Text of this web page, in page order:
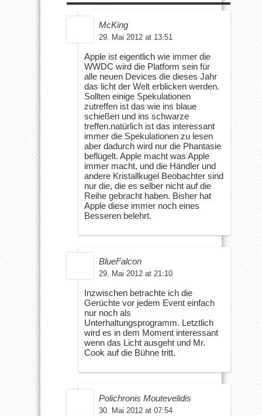
McKing
29. Mai 2012 at 13:51
Apple ist eigentlich wie immer die
WWDC wird die Platform sein für
alle neuen Devices die dieses Jahr
das licht der Welt erblicken werden.
Sollten einige Spekulationen
zutreffen ist das wie ins blaue
schießen und ins schwarze
treffen.natürlich ist das interessant
immer die Spekulationen zu lesen
aber dadurch wird nur die Phantasie
beflügelt. Apple macht was Apple
immer macht, und die Händler und
andere Kristallkugel Beobachter sind
nur die, die es selber nicht auf die
Reihe gebracht haben. Bisher hat
Apple diese immer noch eines
Besseren belehrt.
BlueFalcon
29. Mai 2012 at 21:10
Inzwischen betrachte ich die
Gerüchte vor jedem Event einfach
nur noch als
Unterhaltungsprogramm. Letztlich
wird es in dem Moment interessant
wenn das Licht ausgeht und Mr.
Cook auf die Bühne tritt.
Polichronis Moutevelidis
30. Mai 2012 at 07:54